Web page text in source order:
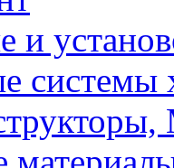
и
системы